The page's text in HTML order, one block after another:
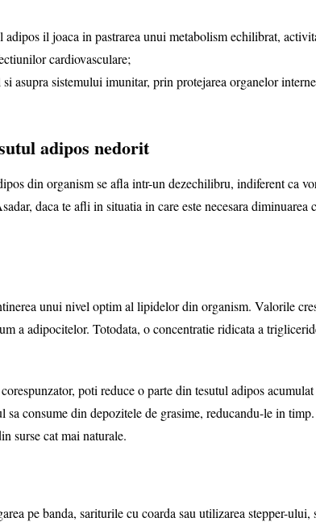
il joaca in pastrarea unui metabolism echilibrat,
cardiovasculare;
asupra sistemului imunitar, prin protejarea organelor
adipos nedorit
organism se afla intr-un dezechilibru, indiferent ca
daca te afli in situatia in care este necesara
unui nivel optim al lipidelor din organism. Valorile
a adipocitelor. Totodata, o concentratie ridicata a
poti reduce o parte din tesutul adipos acumulat
sa consume din depozitele de grasime, reducandu-le in
surse cat mai naturale.
banda, sariturile cu coarda sau utilizarea stepper-ului,